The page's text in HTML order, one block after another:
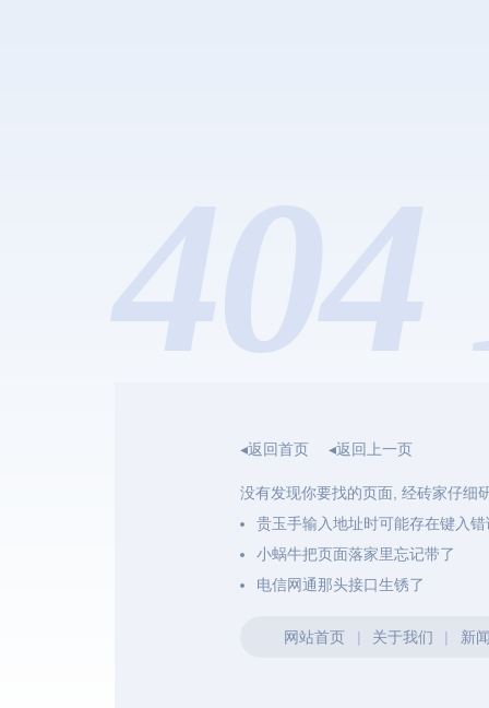
◂返回首页 ◂返回上一页
没有发现你要找的页面, 经砖家仔细
贵玉手输入地址时可能存在键入错
小蜗牛把页面落家里忘记带了
电信网通那头接口生锈了
网站首页 | 关于我们 | 新